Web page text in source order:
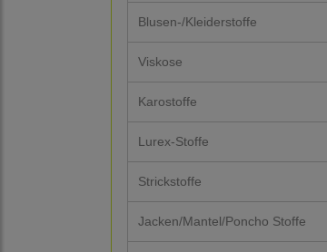
Blusen-/Kleiderstoffe
Viskose
Karostoffe
Lurex-Stoffe
Strickstoffe
Jacken/Mantel/Poncho Stoffe